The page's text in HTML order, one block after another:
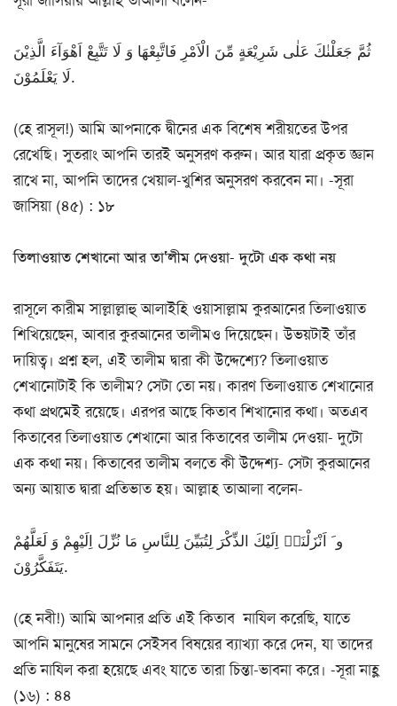
ثُمَّ جَعَلْنٰكَ عَلٰی شَرِیْعَةٍ مِّنَ الْاَمْرِ فَاتَّبِعْهَا وَ لَا تَتَّبِعْ اَهْوَآءَ الَّذِیْنَ
لَا یَعْلَمُوْنَ.
(হে রাসূল!) আমি আপনাকে দ্বীনের এক বিশেষ শরীয়তের উপর
রেখেছি। সুতরাং আপনি তারই অনুসরণ করুন। আর যারা প্রকৃত জ্ঞান
রাখে না, আপনি তাদের খেয়াল-খুশির অনুসরণ করবেন না। -সূরা
জাসিয়া (৪৫) : ১৮
তিলাওয়াত শেখানো আর তা‘লীম দেওয়া- দুটো এক কথা নয়
রাসূলে কারীম সাল্লাল্লাহু আলাইহি ওয়াসাল্লাম কুরআনের তিলাওয়াত
শিখিয়েছেন, আবার কুরআনের তালীমও দিয়েছেন। উভয়টাই তাঁর
দায়িত্ব। প্রশ্ন হল, এই তালীম দ্বারা কী উদ্দেশ্যে? তিলাওয়াত
শেখানোটাই কি তালীম? সেটা তো নয়। কারণ তিলাওয়াত শেখানোর
কথা প্রথমেই রয়েছে। এরপর আছে কিতাব শিখানোর কথা। অতএব
কিতাবের তিলাওয়াত শেখানো আর কিতাবের তালীম দেওয়া- দুটো
এক কথা নয়। কিতাবের তালীম বলতে কী উদ্দেশ্য- সেটা কুরআনের
অন্য আয়াত দ্বারা প্রতিভাত হয়। আল্লাহ তাআলা বলেন-
و َ اَنْزَلْنَاۤ اِلَیْكَ الذِّكْرَ لِتُبَیِّنَ لِلنَّاسِ مَا نُزِّلَ اِلَیْهِمْ وَ لَعَلَّهُمْ
یَتَفَكَّرُوْنَ.
(হে নবী!) আমি আপনার প্রতি এই কিতাব নাযিল করেছি, যাতে
আপনি মানুষের সামনে সেইসব বিষয়ের ব্যাখ্যা করে দেন, যা তাদের
প্রতি নাযিল করা হয়েছে এবং যাতে তারা চিন্তা-ভাবনা করে। -সূরা নাহ্ল
(১৬) : ৪৪